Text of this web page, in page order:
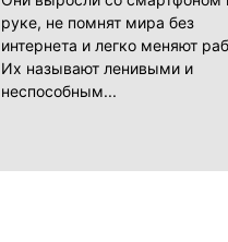
руке, не помнят мира без
интернета и легко меняют
Их называют ленивыми и
неспособным...